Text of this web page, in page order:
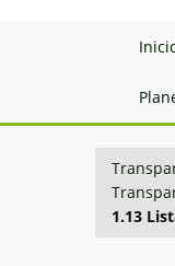
1.13